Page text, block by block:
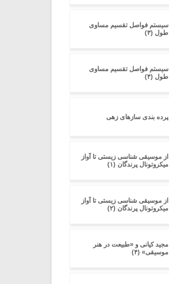
سیستم فواصل تقسیم مساوی
طول (۳)
سیستم فواصل تقسیم مساوی
طول (۴)
پرده بندی سازهای زهی
از موسیقی شناسی زیستی تا آواز
میکروتونال پرندگان (۱)
از موسیقی شناسی زیستی تا آواز
میکروتونال پرندگان (۲)
مجید کیانی و «طبیعت در هنر
موسیقی» (۴)